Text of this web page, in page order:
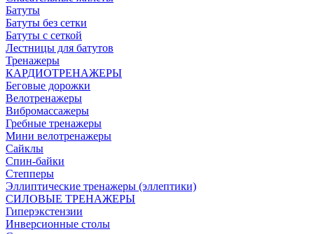
Батуты
Батуты без сетки
Батуты с сеткой
Лестницы для батутов
Тренажеры
КАРДИОТРЕНАЖЕРЫ
Беговые дорожки
Велотренажеры
Вибромассажеры
Гребные тренажеры
Мини велотренажеры
Сайклы
Спин-байки
Степперы
Эллиптические тренажеры (эллептики)
СИЛОВЫЕ ТРЕНАЖЕРЫ
Гиперэкстензии
Инверсионные столы